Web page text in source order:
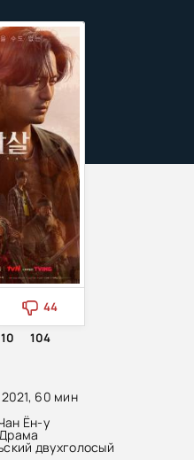
60 мин
Ён-у
двухголосый
44
104